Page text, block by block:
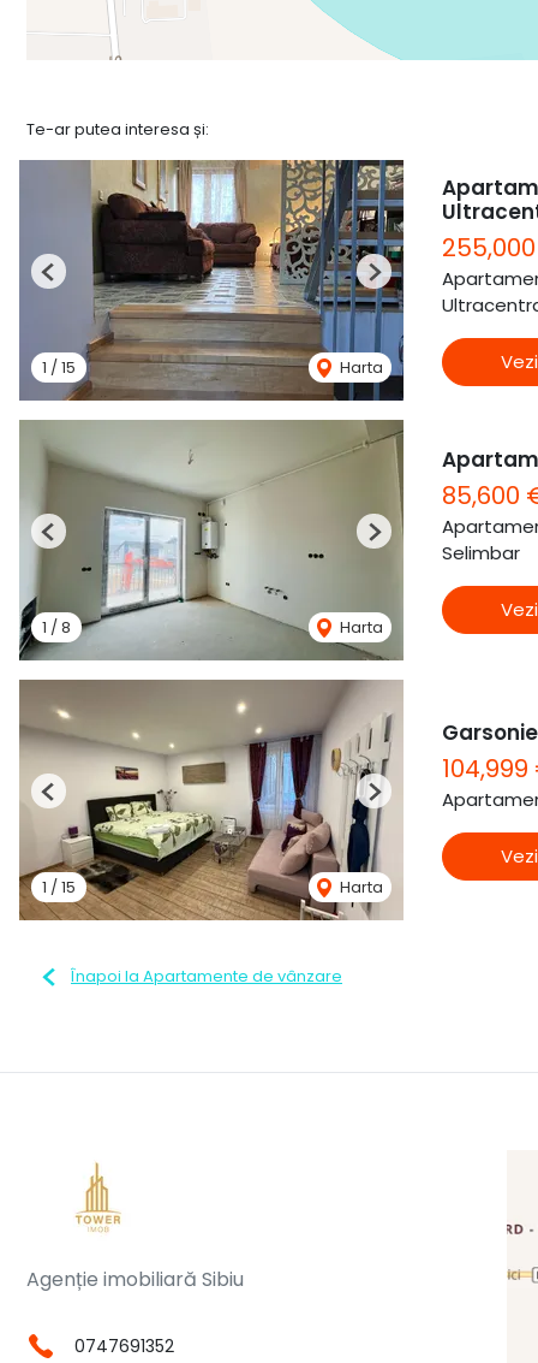
Te-ar putea interesa și:
1 /15 Harta
Previous Next
1 /8 Harta
Previous Next
85,600
Selimbar
1 /15 Harta
Previous Next
Înapoi la Apartamente de vânzare
Agenție imobiliară Sibiu
0747691352